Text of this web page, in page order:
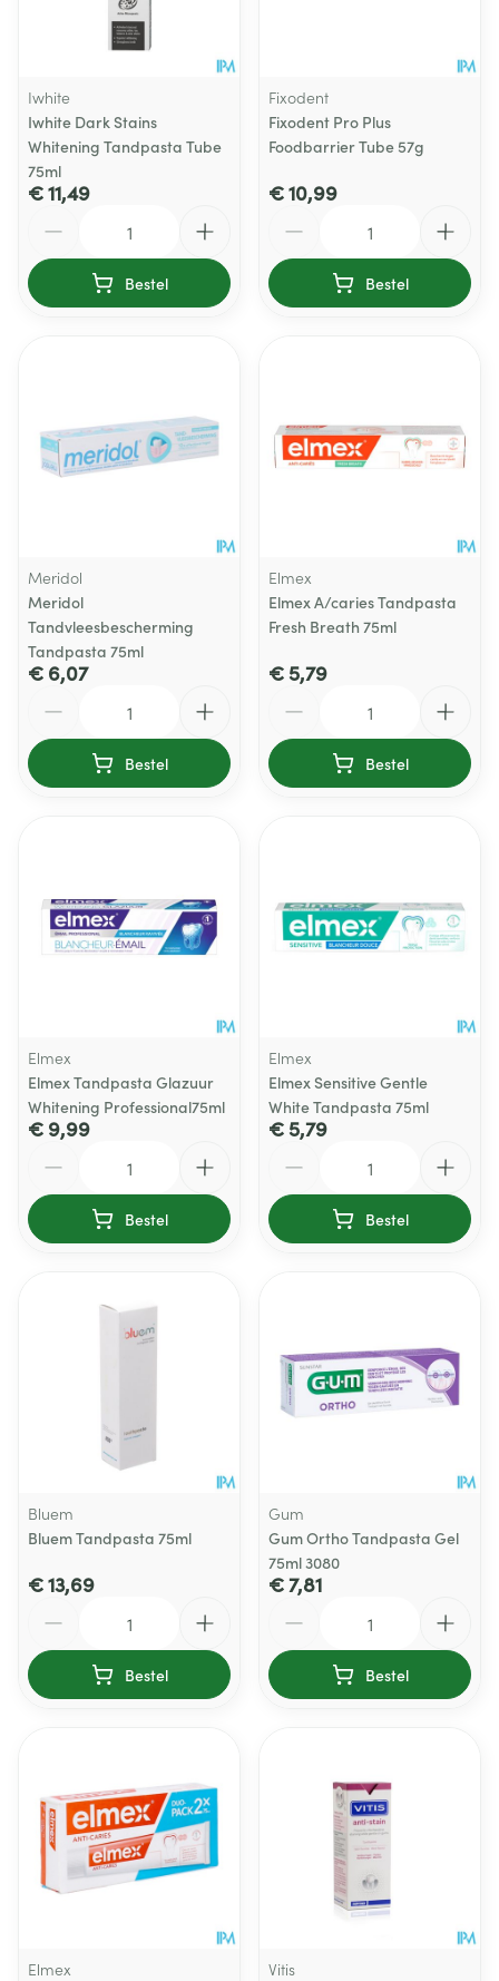
Iwhite
Iwhite Dark Stains
Whitening Tandpasta Tube
75ml
€ 11,49
Bestel
Fixodent
Fixodent Pro Plus
Foodbarrier Tube 57g
€ 10,99
Bestel
Meridol
Meridol
Tandvleesbescherming
Tandpasta 75ml
€ 6,07
Bestel
Elmex
Elmex A/caries Tandpasta
Fresh Breath 75ml
€ 5,79
Bestel
Elmex
Elmex Tandpasta Glazuur
Whitening Professional75ml
€ 9,99
Bestel
Elmex
Elmex Sensitive Gentle
White Tandpasta 75ml
€ 5,79
Bestel
Bluem
Bluem Tandpasta 75ml
€ 13,69
Bestel
Gum
Gum Ortho Tandpasta Gel
75ml 3080
€ 7,81
Bestel
Elmex
Vitis